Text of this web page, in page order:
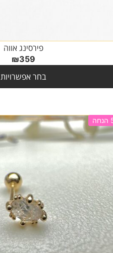
פירסינג אווה
₪359
בחר אפשרויות